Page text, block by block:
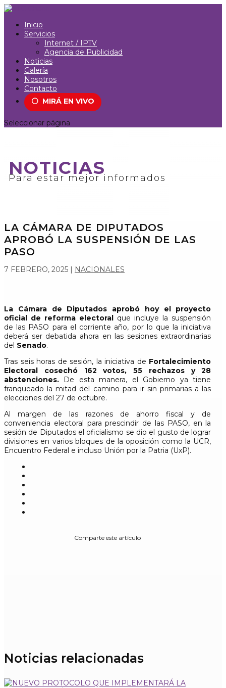
Inicio
Servicios
Internet / IPTV
Agencia de Publicidad
Noticias
Galería
Nosotros
Contacto
⚪ MIRÁ EN VIVO
Seleccionar página
NOTICIAS
Para estar mejor informados
LA CÁMARA DE DIPUTADOS
APROBÓ LA SUSPENSIÓN DE LAS
PASO
7 FEBRERO, 2025 | NACIONALES
La Cámara de Diputados aprobó hoy el proyecto
oficial de reforma electoral que incluye la suspensión
de las PASO para el corriente año, por lo que la iniciativa
deberá ser debatida ahora en las sesiones extraordinarias
del Senado.
Tras seis horas de sesión, la iniciativa de Fortalecimiento
Electoral cosechó 162 votos, 55 rechazos y 28
abstenciones. De esta manera, el Gobierno ya tiene
franqueado la mitad del camino para ir sin primarias a las
elecciones del 27 de octubre.
Al margen de las razones de ahorro fiscal y de
conveniencia electoral para prescindir de las PASO, en la
sesión de Diputados el oficialismo se dio el gusto de lograr
divisiones en varios bloques de la oposición como la UCR,
Encuentro Federal e incluso Unión por la Patria (UxP).
Comparte este artículo
Noticias relacionadas